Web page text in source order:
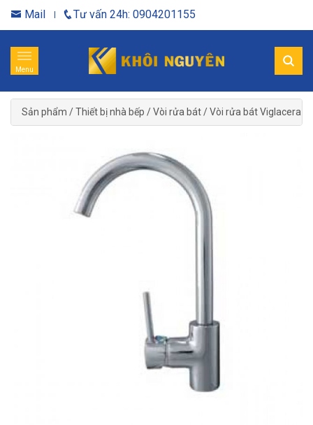
Mail Tư vấn 24h: 0904201155
Menu
Sản phẩm /Thiết bị nhà bếp /Vòi rửa bát/Vòi rửa bát Viglacera